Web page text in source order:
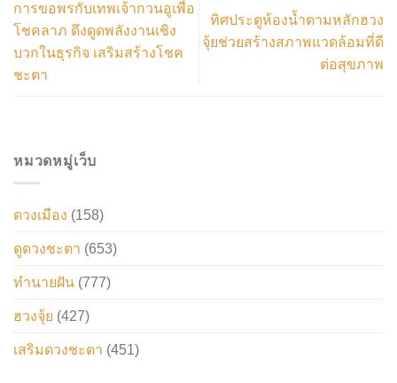
การขอพรกับเทพเจ้ากวนอูเพื่อ
โชคลาภ ดึงดูดพลังงานเชิง
บวกในธุรกิจ เสริมสร้างโชค
ชะตา
ทิศประตูห้องน้ำตามหลักฮวง
จุ้ยช่วยสร้างสภาพแวดล้อมที่ดี
ต่อสุขภาพ
หมวดหมู่เว็บ
ดวงเมือง (158)
ดูดวงชะตา (653)
ทำนายฝัน (777)
ฮวงจุ้ย (427)
เสริมดวงชะตา (451)